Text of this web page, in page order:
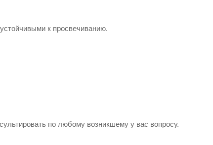
к просвечиванию.
по любому возникшему у вас вопросу.